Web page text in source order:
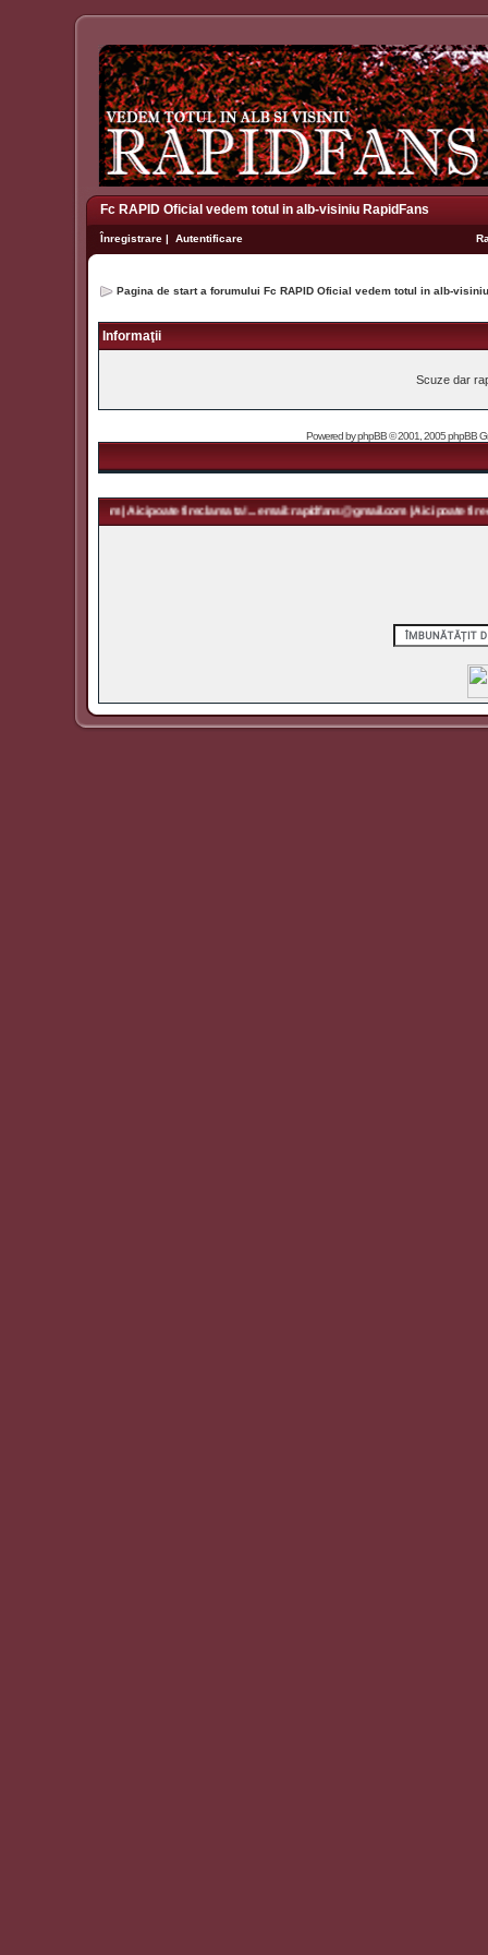
Fc RAPID Oficial vedem totul in alb-visiniu RapidFans
Înregistrare | Autentificare
Pagina de start a forumului Fc RAPID Oficial vedem totul in alb-
Informaţii
Scuze dar
Powered byphpBB© 2001, 2005 phpBB
| Aici poate fi reclama ta! ... email: rapidfans@gmail.com | Aici poate fi